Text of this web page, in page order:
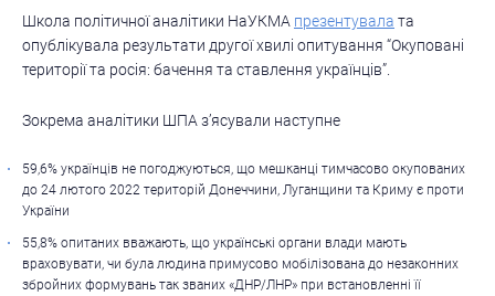
Школа політичної аналітики НаУКМА презентувала та
опублікувала результати другої хвилі опитування “Окуповані
території та росія: бачення та ставлення українців”.
Зокрема аналітики ШПА з’ясували наступне
59,6% українців не погоджуються, що мешканці тимчасово окупованих
до 24 лютого 2022 територій Донеччини, Луганщини та Криму є проти
України
55,8% опитаних вважають, що українські органи влади мають
враховувати, чи була людина примусово мобілізована до незаконних
збройних формувань так званих «ДНР/ЛНР» при встановленні її